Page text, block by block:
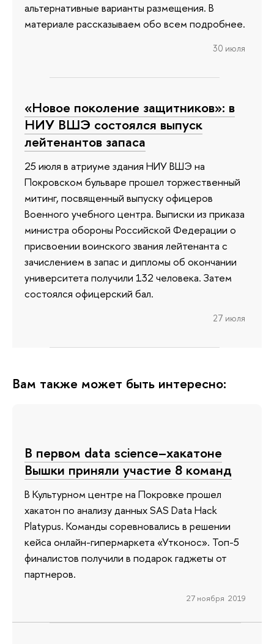
альтернативные варианты размещения. В
материале рассказываем обо всем подробнее.
30 июля
«Новое поколение защитников»: в
НИУ ВШЭ состоялся выпуск
лейтенантов запаса
25 июля в атриуме здания НИУ ВШЭ на
Покровском бульваре прошел торжественный
митинг, посвященный выпуску офицеров
Военного учебного центра. Выписки из приказа
министра обороны Российской Федерации о
присвоении воинского звания лейтенанта с
зачислением в запас и дипломы об окончании
университета получили 132 человека. Затем
состоялся офицерский бал.
27 июля
Вам также может быть интересно:
В первом data science–хакатоне
Вышки приняли участие 8 команд
В Культурном центре на Покровке прошел
хакатон по анализу данных SAS Data Hack
Platypus. Команды соревновались в решении
кейса онлайн-гипермаркета «Утконос». Топ-5
финалистов получили в подарок гаджеты от
партнеров.
27 ноября 2019